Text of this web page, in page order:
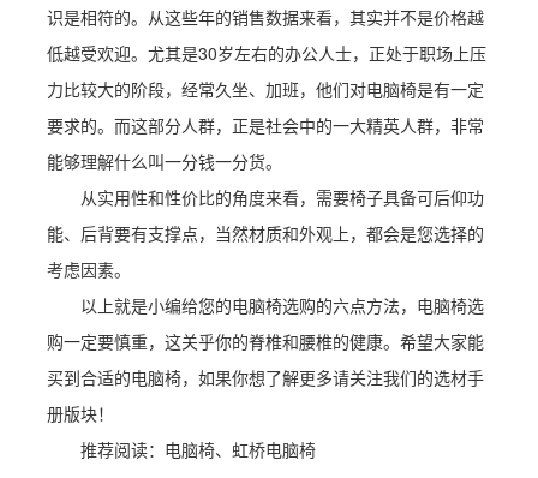
识是相符的。从这些年的销售数据来看，其实并不是价格越
低越受欢迎。尤其是30岁左右的办公人士，正处于职场上压
力比较大的阶段，经常久坐、加班，他们对电脑椅是有一定
要求的。而这部分人群，正是社会中的一大精英人群，非常
能够理解什么叫一分钱一分货。
从实用性和性价比的角度来看，需要椅子具备可后仰功
能、后背要有支撑点，当然材质和外观上，都会是您选择的
考虑因素。
以上就是小编给您的电脑椅选购的六点方法，电脑椅选
购一定要慎重，这关乎你的脊椎和腰椎的健康。希望大家能
买到合适的电脑椅，如果你想了解更多请关注我们的选材手
册版块！
推荐阅读：电脑椅、虹桥电脑椅